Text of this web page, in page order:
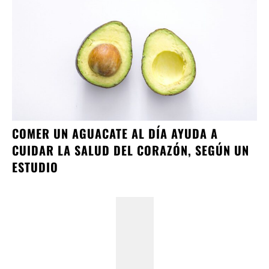
COMER UN AGUACATE AL DÍA AYUDA A
CUIDAR LA SALUD DEL CORAZÓN, SEGÚN UN
ESTUDIO